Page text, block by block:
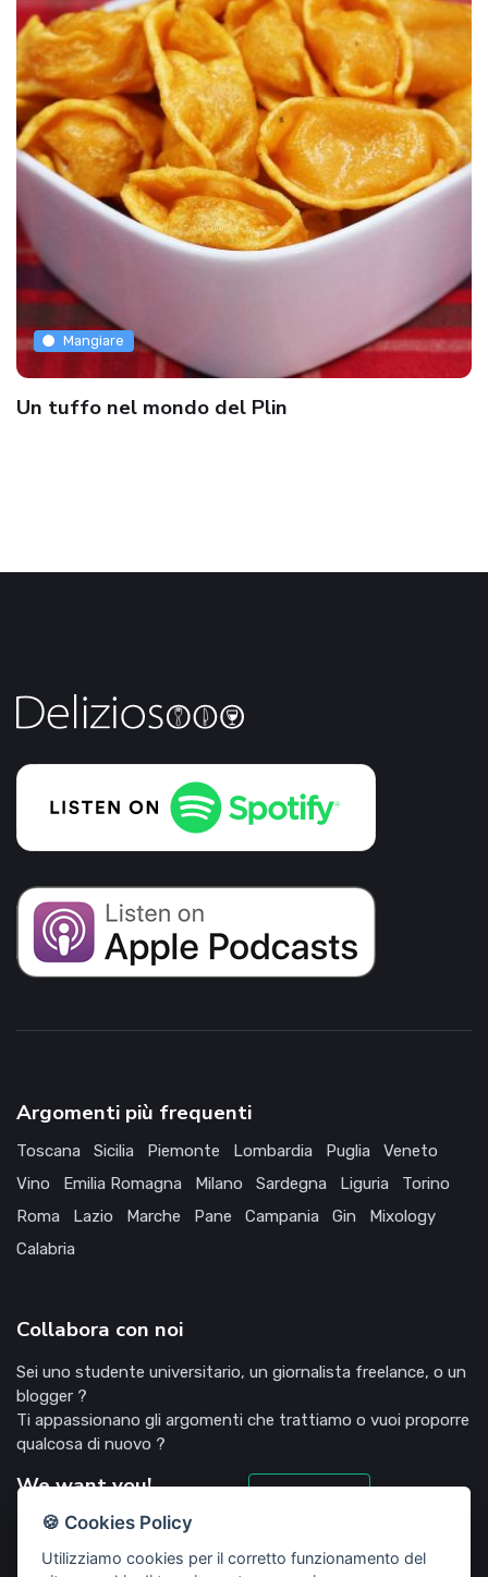
Mangiare
Un tuffo nel mondo del Plin
Argomenti più frequenti
Toscana Sicilia Piemonte Lombardia Puglia
Veneto
Vino
Emilia Romagna Milano Sardegna Liguria
Torino
Roma
Lazio Marche Pane Campania Gin
Mixology
Calabria
Collabora con noi
Sei uno studente universitario, un giornalista freelance, o un
blogger ?
Ti appassionano gli argomenti che trattiamo o vuoi proporre
qualcosa di nuovo ?
We want you!
🍪 Cookies Policy
Utilizziamo cookies per il corretto funzionamento del